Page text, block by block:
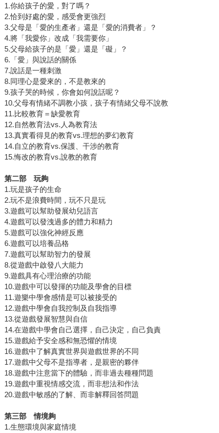
1.你給孩子的愛，對了嗎？
2.恰到好處的愛，感受會更強烈
3.父母是「愛的生產者」還是「愛的消費者」？
4.將「我愛你」改成「我需要你」
5.父母給孩子的是「愛」還是「礙」？
6.「愛」與說話的關係
7.說話是一種刺激
8.同理心是愛來的，不是教來的
9.孩子哭的時候，你會如何說話呢？
10.父母有情緒不調教小孩，孩子有情緒父母不說教
11.比較教育＝缺愛教育
12.自然教育法vs.人為教育法
13.真實看得見的教育vs.理想的夢幻教育
14.自立的教育vs.保護、干涉的教育
15.悔改的教育vs.說教的教育
第二部 玩夠
1.玩是孩子的生命
2.玩不是浪費時間，玩不只是玩
3.遊戲可以幫助發展幼兒語言
4.遊戲可以發洩過多的體力和精力
5.遊戲可以強化神經反應
6.遊戲可以培養品格
7.遊戲可以幫助智力的發展
8.從遊戲中啟發八大能力
9.遊戲具有心理治療的功能
10.遊戲中可以發揮的功能及學會的目標
11.遊樂中學會感情是可以被接受的
12.遊戲中學會自我控制及自我指導
13.從遊戲發展智慧與自信
14.在遊戲中學會自己選擇，自己決定，自己負責
15.遊戲給予安全感和無恐懼的情境
16.遊戲中了解真實世界與遊戲世界的不同
17.遊戲中父母不是指導者，是親密的夥伴
18.遊戲中注意當下的體驗，而非過去種種問題
19.遊戲中重視情感交流，而非想法和作法
20.遊戲中敏感的了解、而非解釋回答問題
第三部 情境夠
1.生態環境與家庭情境